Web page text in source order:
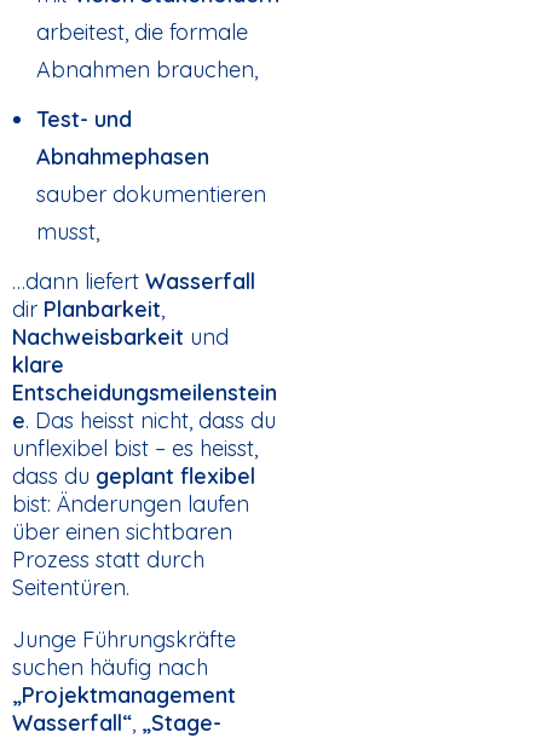
arbeitest, die formale
Abnahmen brauchen,
Test- und
Abnahmephasen
sauber dokumentieren
musst,
…dann liefert Wasserfall
dir Planbarkeit,
Nachweisbarkeit und
klare
Entscheidungsmeilenstein
e. Das heisst nicht, dass du
unflexibel bist – es heisst,
dass du geplant flexibel
bist: Änderungen laufen
über einen sichtbaren
Prozess statt durch
Seitentüren.
Junge Führungskräfte
suchen häufig nach
„Projektmanagement
Wasserfall“, „Stage-